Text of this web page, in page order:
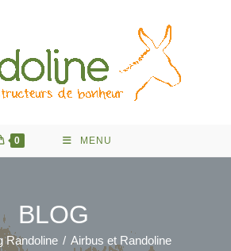
0 MENU
BLOG
Randoline / Airbus et Randoline